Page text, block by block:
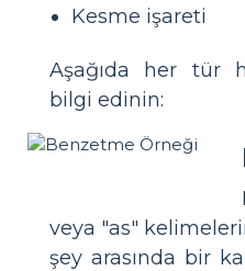
Kesme işareti
Aşağıda her tür
bilgi edinin:
veya "as"
şey arasında bir